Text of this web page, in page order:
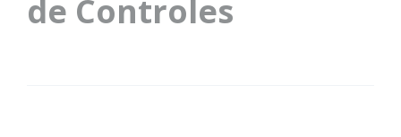
de Controles